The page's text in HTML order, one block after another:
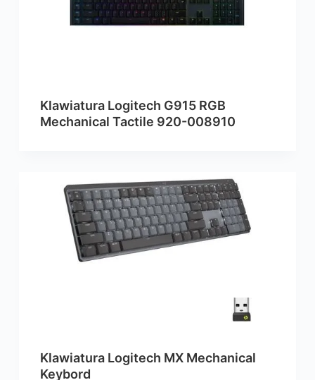
Klawiatura Logitech G915 RGB
Mechanical Tactile 920-008910
Klawiatura Logitech MX Mechanical
Keybord